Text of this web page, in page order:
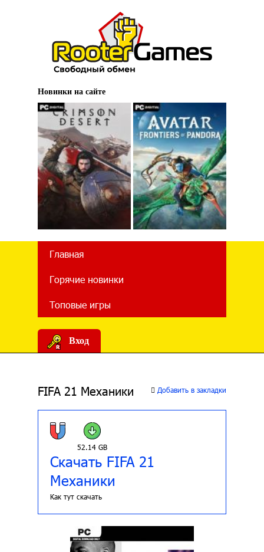
Новинки на сайте
Главная
Горячие новинки
Топовые игры
Вход
FIFA 21 Механики Добавить в закладки
52.14 GB
Скачать FIFA 21
Механики
Как тут скачать